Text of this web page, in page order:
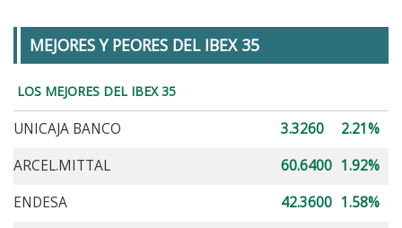
MEJORES Y PEORES DEL IBEX 35
LOS MEJORES DEL IBEX 35
UNICAJA BANCO 3.3260
2.21%
ARCEL.MITTAL
60.6400 1.92%
ENDESA
42.3600 1.58%